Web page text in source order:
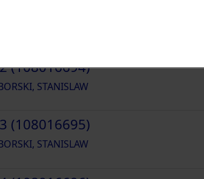
(108016694)
STANISLAW
(108016695)
STANISLAW